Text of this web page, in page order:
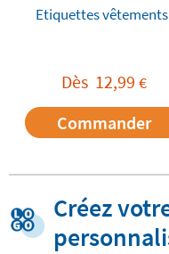
Etiquettes vêtements
Dès 12,99 €
Commander
Créez